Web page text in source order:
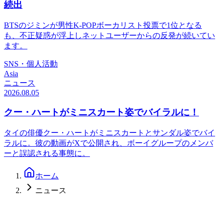
続出
BTSのジミンが男性K-POPボーカリスト投票で1位となる
も、不正疑惑が浮上しネットユーザーからの反発が続いてい
ます。
SNS・個人活動
Asia
ニュース
2026.08.05
クー・ハートがミニスカート姿でバイラルに！
タイの俳優クー・ハートがミニスカートとサンダル姿でバイ
ラルに。彼の動画がXで公開され、ボーイグループのメンバ
ーと誤認される事態に。
ホーム
ニュース